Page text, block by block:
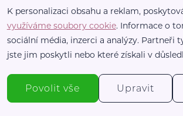
K personalizaci obsahu a reklam,
využíváme soubory cookie. Informace o
sociální média, inzerci a analýzy.
jste jim poskytli nebo které získali v
Povolit vše Upravit